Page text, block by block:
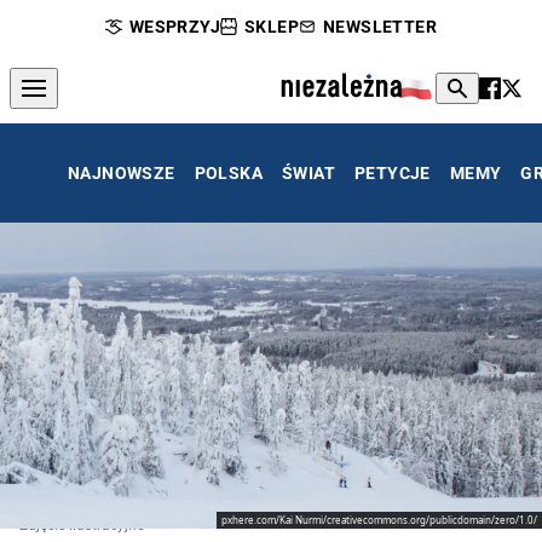
WESPRZYJ SKLEP NEWSLETTER
NAJNOWSZE POLSKA ŚWIAT PETYCJE MEMY
pxhere.com/Kai Nurmi/creativecommons.org/publicdomain/zero/1.0/
Zdjęcie ilustracyjne